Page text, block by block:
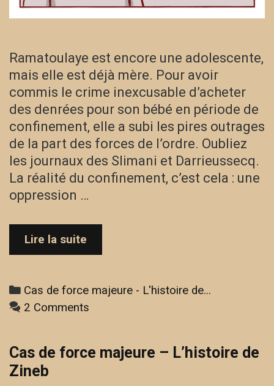
Ramatoulaye est encore une adolescente,
mais elle est déjà mère. Pour avoir
commis le crime inexcusable d’acheter
des denrées pour son bébé en période de
confinement, elle a subi les pires outrages
de la part des forces de l’ordre. Oubliez
les journaux des Slimani et Darrieussecq.
La réalité du confinement, c’est cela : une
oppression …
Lire la suite
de
majeure
–
L’histoire
Categories
Cas de force majeure - L'histoire de...
2 Comments
Cas de force majeure – L’histoire de
Zineb